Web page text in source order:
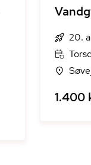
20.
1.400